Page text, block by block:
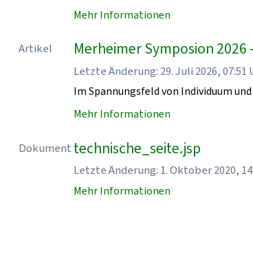
Mehr Informationen
Artikel Merheimer Symposion 2026
Letzte Änderung: 29. Juli 2026, 07:51
Im Spannungsfeld von Individuum
Mehr Informationen
Dokument technische_seite.jsp
Letzte Änderung: 1. Oktober 2020,
Mehr Informationen